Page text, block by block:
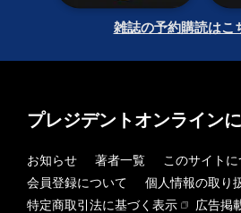
雑誌の予約購読はこ
プレジデントオンライン
お知らせ 著者一覧
このサイト
会員登録について
個人情報の取り
特定商取引法に基づく表示
広告掲